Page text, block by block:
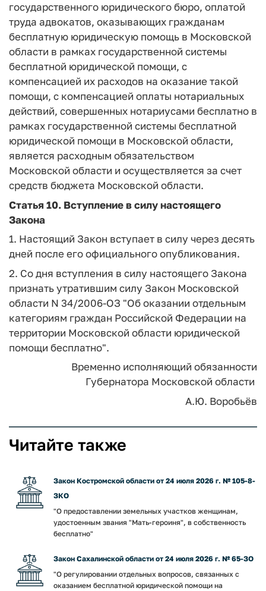
государственного юридического бюро, оплатой
труда адвокатов, оказывающих гражданам
бесплатную юридическую помощь в Московской
области в рамках государственной системы
бесплатной юридической помощи, с
компенсацией их расходов на оказание такой
помощи, с компенсацией оплаты нотариальных
действий, совершенных нотариусами бесплатно в
рамках государственной системы бесплатной
юридической помощи в Московской области,
является расходным обязательством
Московской области и осуществляется за счет
средств бюджета Московской области.
Статья 10. Вступление в силу настоящего
Закона
1. Настоящий Закон вступает в силу через десять
дней после его официального опубликования.
2. Со дня вступления в силу настоящего Закона
признать утратившим силу Закон Московской
области N 34/2006-ОЗ "Об оказании отдельным
категориям граждан Российской Федерации на
территории Московской области юридической
помощи бесплатно".
Временно исполняющий обязанности
Губернатора Московской области
А.Ю. Воробьёв
Читайте также
Закон Костромской области от 24 июля 2026 г. № 105-8-
ЗКО
"О предоставлении земельных участков женщинам,
удостоенным звания "Мать-героиня", в собственность
бесплатно"
Закон Сахалинской области от 24 июля 2026 г. № 65-ЗО
"О регулировании отдельных вопросов, связанных с
оказанием бесплатной юридической помощи на